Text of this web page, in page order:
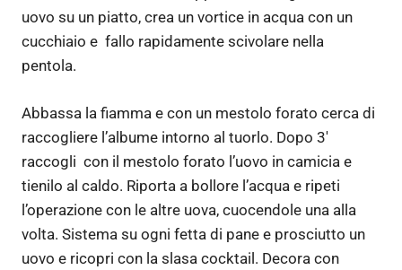
uovo su un piatto, crea un vortice in acqua con un
cucchiaio e fallo rapidamente scivolare nella
pentola.
Abbassa la fiamma e con un mestolo forato cerca di
raccogliere l’albume intorno al tuorlo. Dopo 3′
raccogli con il mestolo forato l’uovo in camicia e
tienilo al caldo. Riporta a bollore l’acqua e ripeti
l’operazione con le altre uova, cuocendole una alla
volta. Sistema su ogni fetta di pane e prosciutto un
uovo e ricopri con la slasa cocktail. Decora con